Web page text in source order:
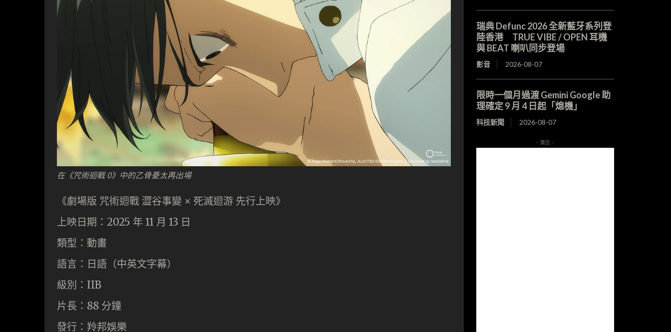
在《咒術迴戰 0》中的乙骨憂太再出場
《劇場版 咒術迴戰 澀谷事變 × 死滅迴游 先行上映》
上映日期：2025 年 11 月 13 日
類型：動畫
語言：日語（中英文字幕）
級別：IIB
片長：88 分鐘
發行：羚邦娛樂
瑞典 Defunc 2026 全新藍牙系列登
陸香港 TRUE VIBE / OPEN 耳機
與 BEAT 喇叭同步登場
影音 2026-08-07
限時一個月過渡 Gemini Google 助
理確定 9 月 4 日起「熄機」
科技新聞 2026-08-07
- 廣告 -